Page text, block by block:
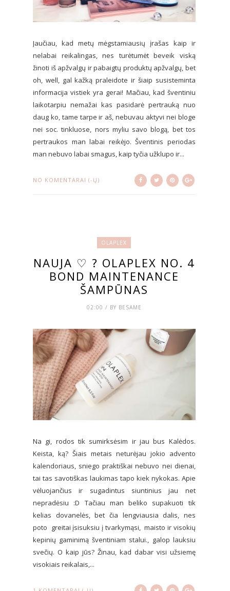
Jaučiau, kad metų mėgstamiausių įrašas kaip ir
nelabai reikalingas, nes turėtumėt beveik viską
žinoti iš apžvalgų ir pabaigtų produktų apžvalgų, bet
oh, well, gal kažką praleidote ir šiaip susisteminta
informacija vistiek yra gerai! Mačiau, kad šventiniu
laikotarpiu nemažai kas pasidarė pertrauką nuo
daug ko, tame tarpe ir aš, nebuvau aktyvi nei bloge
nei soc. tinkluose, nors myliu savo blogą, bet tos
pertraukos man labai reikėjo. Šventinis periodas
man nebuvo labai smagus, kaip tyčia užklupo ir...
NO KOMENTARAI (-Ų)
OLAPLEX
NAUJA ♡ ? OLAPLEX NO. 4
BOND MAINTENANCE
ŠAMPŪNAS
02:00 / BY BESAME
Na gi, rodos tik sumirksėsim ir jau bus Kalėdos.
Keista, ką? Šiais metais neturėjau jokio advento
kalendoriaus, sniego praktiškai nebuvo nei dienai,
tai tas savotiškas laukimas tapo kiek nykokas. Apie
vėluojančius ir sugadintus siuntinius jau net
nepradėsiu :D Tačiau man beliko supakuoti tik
kelias dovanelės, bet čia lengviausia dalis, nes
poto greitai įsisuksiu į tvarkymąsi, maisto ir visokių
kepinių gaminimą šventiniam stalui., galop lauksiu
svečių. O kaip jūs? Žinau, kad dabar visi užsiemę
visokiais reikalais,...